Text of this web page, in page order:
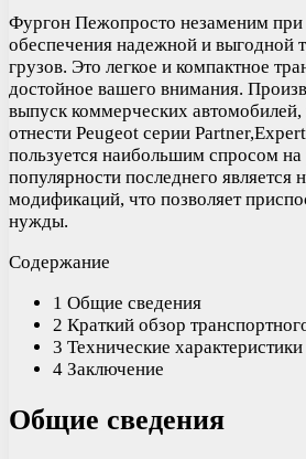
Фургон Пежопросто незаменим при
обеспечения надежной и выгодной
грузов. Это легкое и компактное
достойное вашего внимания.
выпуск коммерческих
отнести Peugeot серии
пользуется наибольшим спросом
популярности последнего является
модификаций, что позволяет
нужды.
Содержание
1 Общие сведения
2 Краткий обзор
3 Технические характеристики
4 Заключение
Общие сведения